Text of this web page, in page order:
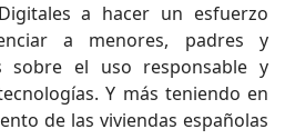
a hacer un esfuerzo
a menores, padres y
sobre el uso responsable y
Y más teniendo en
de las viviendas españolas